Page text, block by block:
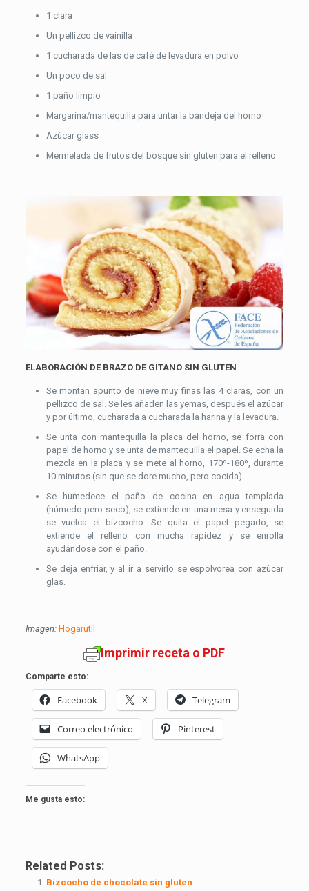
1 clara
Un pellizco de vainilla
1 cucharada de las de café de levadura en polvo
Un poco de sal
1 paño limpio
Margarina/mantequilla para untar la bandeja del horno
Azúcar glass
Mermelada de frutos del bosque sin gluten para el relleno
ELABORACIÓN DE BRAZO DE GITANO SIN GLUTEN
Se montan apunto de nieve muy finas las 4 claras, con un
pellizco de sal. Se les añaden las yemas, después el azúcar
y por último, cucharada a cucharada la harina y la levadura.
Se unta con mantequilla la placa del horno, se forra con
papel de horno y se unta de mantequilla el papel. Se echa la
mezcla en la placa y se mete al horno, 170º-180º, durante
10 minutos (sin que se dore mucho, pero cocida).
Se humedece el paño de cocina en agua templada
(húmedo pero seco), se extiende en una mesa y enseguida
se vuelca el bizcocho. Se quita el papel pegado, se
extiende el relleno con mucha rapidez y se enrolla
ayudándose con el paño.
Se deja enfriar, y al ir a servirlo se espolvorea con azúcar
glas.
Imagen: Hogarutil
Imprimir receta o PDF
Comparte esto:
Facebook X Telegram
Correo electrónico Pinterest
WhatsApp
Me gusta esto:
Related Posts:
Bizcocho de chocolate sin gluten